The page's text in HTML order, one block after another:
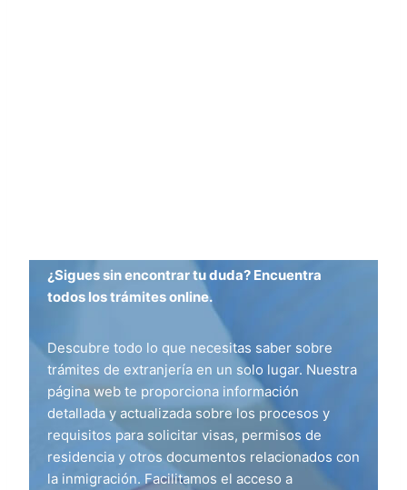
¿Sigues sin encontrar tu duda? Encuentra
todos los trámites online.
Descubre todo lo que necesitas saber sobre
trámites de extranjería en un solo lugar. Nuestra
página web te proporciona información
detallada y actualizada sobre los procesos y
requisitos para solicitar visas, permisos de
residencia y otros documentos relacionados con
la inmigración. Facilitamos el acceso a